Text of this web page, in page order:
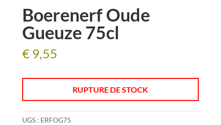
Boerenerf Oude
Gueuze 75cl
€9,55
RUPTURE DE STOCK
UGS : ERFOG75